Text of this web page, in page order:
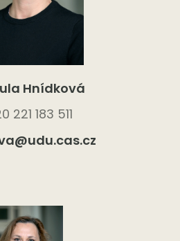
Hnídková
221 183 511